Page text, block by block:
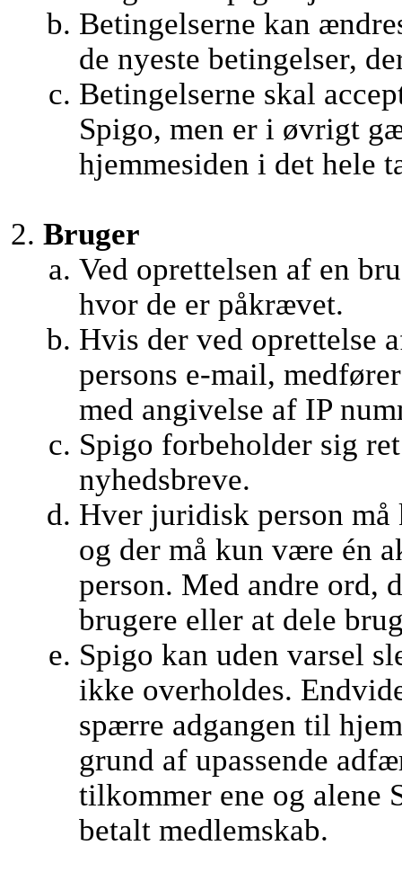
Betingelserne kan
de nyeste betingelser,
Betingelserne skal
Spigo, men er i øvrigt
hjemmesiden i det hele
Bruger
Ved oprettelsen af en
hvor de er påkrævet.
Hvis der ved oprettelse
persons e-mail,
med angivelse af IP
Spigo forbeholder sig
nyhedsbreve.
Hver juridisk person må
og der må kun være én
person. Med andre ord,
brugere eller at dele
Spigo kan uden varsel
ikke overholdes.
spærre adgangen til
grund af upassende
tilkommer ene og alene
betalt medlemskab.